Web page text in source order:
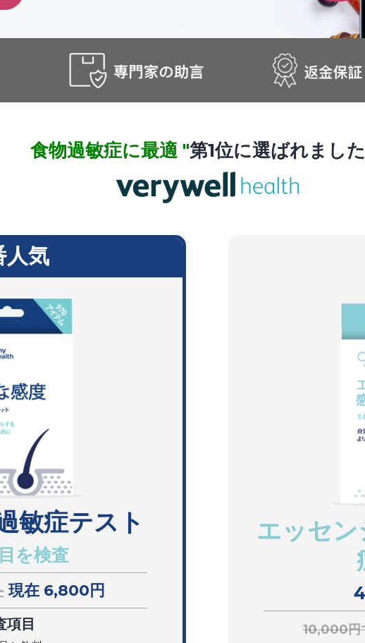
食物過敏症に最適 "第1位に選ばれまし
人気
敏症テスト
を検査
現在 6,800円
項目
エッセ
10,000円